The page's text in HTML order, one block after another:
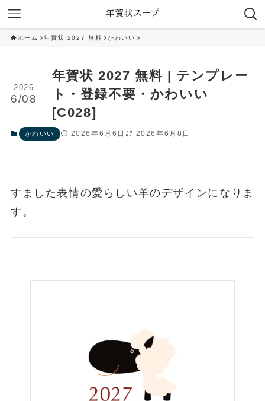
ホーム 年賀状 2027 無料 かわいい
年賀状 2027 無料 | テンプレー
ト・登録不要・かわいい
[C028]
2026
6/08
かわいい 2026年6月6日 2026年6月8日
すました表情の愛らしい羊のデザインになりま
す。